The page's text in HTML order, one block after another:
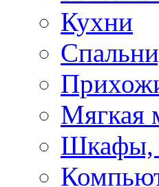
Кухни
Мягкая
Шкафы,